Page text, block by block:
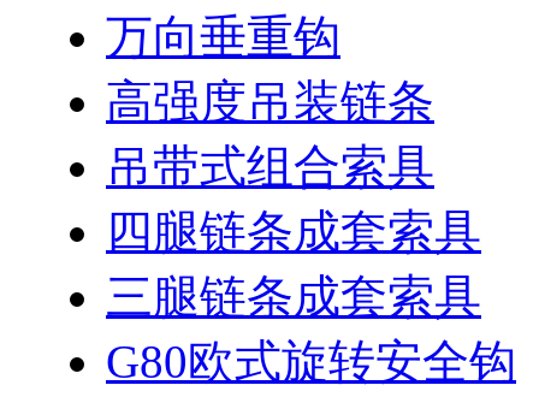
万向垂重钩
高强度吊装链条
吊带式组合索具
四腿链条成套索具
三腿链条成套索具
G80欧式旋转安全钩